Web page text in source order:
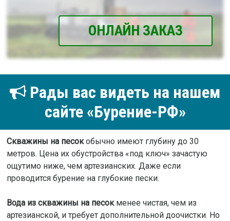
ОНЛАЙН ЗАКАЗ
Рады вас видеть на нашем
сайте «Бурение-РФ»
Скважины на песокобычно имеют глубину до 30
метров. Цена их обустройства «под ключ» зачастую
ощутимо ниже, чем артезианских. Даже если
проводится бурение на глубокие пески.
Вода из скважины на песокменее чистая, чем из
артезианской, и требует дополнительной доочистки. Но